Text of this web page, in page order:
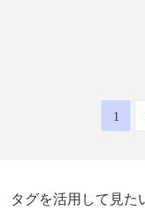
1
タグを活用して見た